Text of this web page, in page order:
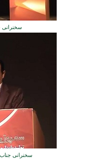
سخنرانی
سخنرانی